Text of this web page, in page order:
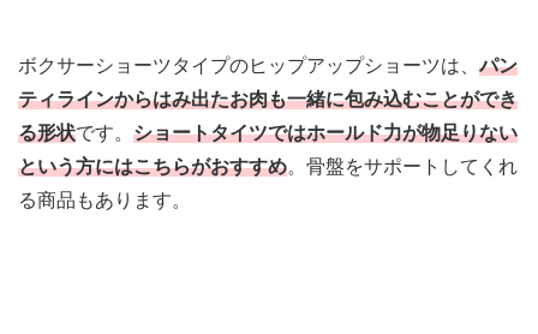
ボクサーショーツタイプのヒップアップショーツは、パン
ティラインからはみ出たお肉も一緒に包み込むことができ
る形状です。 ショートタイツではホールド力が物足りない
という方にはこちらがおすすめ。骨盤をサポートしてくれ
る商品もあります。